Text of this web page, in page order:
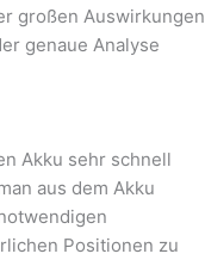
großen Auswirkungen
genaue Analyse
Akku sehr schnell
aus dem Akku
Positionen zu